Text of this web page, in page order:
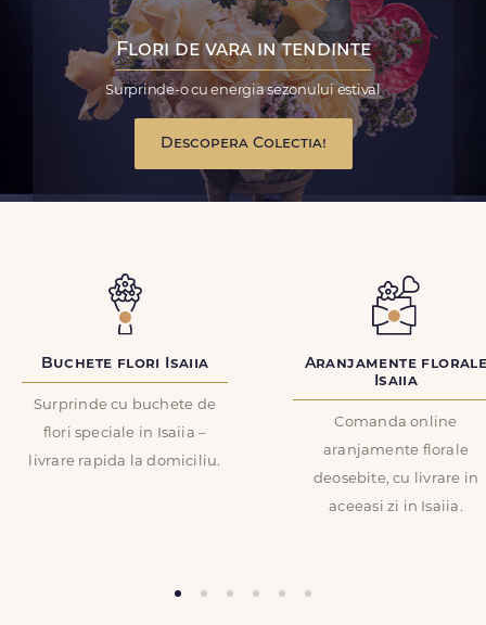
Flori de vara in tendinte
Surprinde-o cu energia sezonului estival
Descopera Colectia!
Buchete flori Isaiia
Surprinde cu buchete de
flori speciale in Isaiia –
livrare rapida la domiciliu.
Aranjamente
Isaiia
Comanda online
aranjamente florale
deosebite, cu livrare in
aceeasi zi in Isaiia.